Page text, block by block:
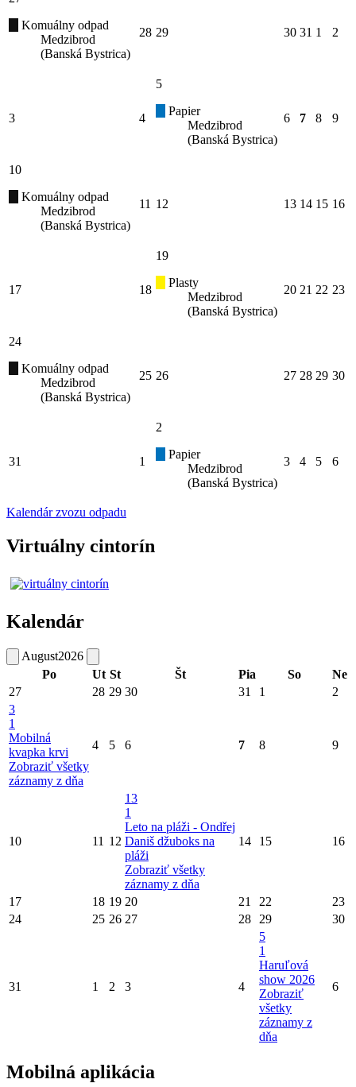
Komuálny odpad
Medzibrod
(Banská Bystrica)
28 29 30 31 1 2
3 4
5
Papier
Medzibrod
(Banská Bystrica)
6 7 8 9
10
Komuálny odpad
Medzibrod
(Banská Bystrica)
11 12 13 14 15 16
17 18
19
Plasty
Medzibrod
(Banská Bystrica)
20 21 22 23
24
Komuálny odpad
Medzibrod
(Banská Bystrica)
25 26 27 28 29 30
31 1
2
Papier
Medzibrod
(Banská Bystrica)
3 4 5 6
Kalendár zvozu odpadu
Virtuálny cintorín
Kalendár
August2026
Po
Ut St Št Pia So
Ne
27
28 29 30 31 1
2
3
1
Mobilná
kvapka krvi
Zobraziť všetky
záznamy z dňa
4 5 6 7 8 9
10 11 12
13
1
Leto na pláži - Ondřej
Daniš džuboks na
pláži
Zobraziť všetky
záznamy z dňa
14 15 16
17 18 19 20 21 22
23
24
25 26 27 28 29 30
31 1 2 3 4
5
1
Haruľová
show 2026
Zobraziť
všetky
záznamy z
dňa
6
Mobilná aplikácia